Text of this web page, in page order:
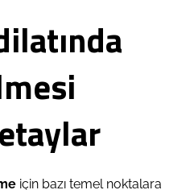
için bazı temel noktalara